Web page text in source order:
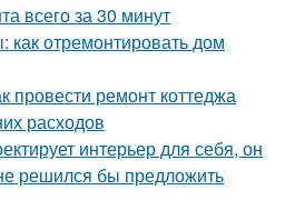
всего за 30 минут
как отремонтировать дом
провести ремонт коттеджа
расходов
интерьер для себя, он
решился бы предложить